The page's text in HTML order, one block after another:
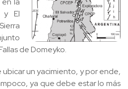
y El
de Domeyko.
un yacimiento, y por ende,
ya que debe estar lo más